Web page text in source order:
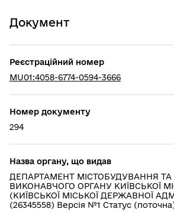
Документ
Реєстраційний номер
MU01:4058-6774-0594-3666
Номер документу
294
Назва органу, що видав
ДЕПАРТАМЕНТ МІСТОБУДУВАННЯ ТА
ВИКОНАВЧОГО ОРГАНУ КИЇВСЬКОЇ
(КИЇВСЬКОЇ МІСЬКОЇ ДЕРЖАВНОЇ
(26345558) Версія №1 Статус